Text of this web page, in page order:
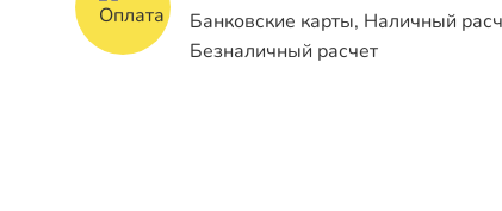
Банковские карты, Наличный
Безналичный расчет